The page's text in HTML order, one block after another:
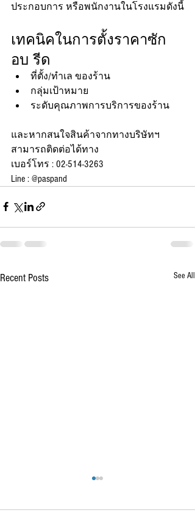
ประกอบการ หรือพนักงานในโรงแรมดังนี้
เทคนิคในการตั้งราคาซัก
อบ รีด
ที่ตั้ง/ทำเล ของร้าน
กลุ่มเป้าหมาย
ระดับคุณภาพการบริการของร้าน
และหากสนใจสินค้าจากทางบริษัทฯ
สามารถติดต่อได้ทาง
เบอร์โทร : 02-514-3263
Line : @paspand
Recent Posts See All